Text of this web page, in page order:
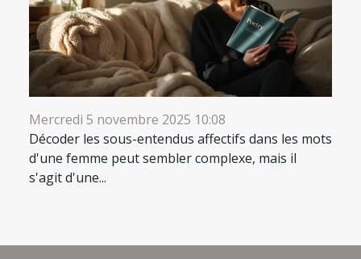
Mercredi 5 novembre 2025 10:08
Décoder les sous-entendus affectifs dans les mots
d'une femme peut sembler complexe, mais il
s'agit d'une...